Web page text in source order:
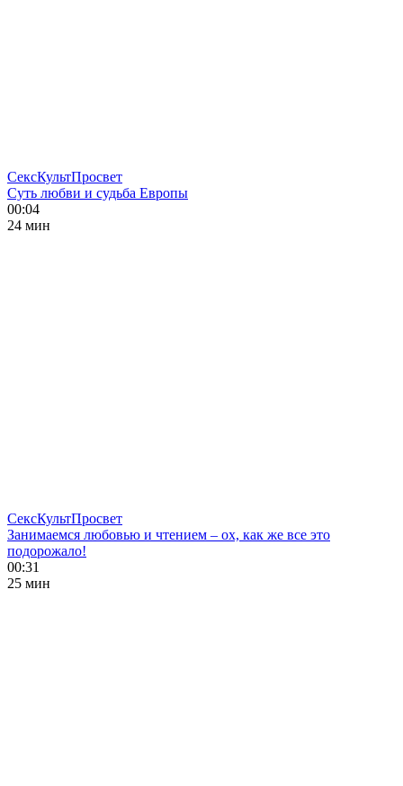
СексКультПросвет
Суть любви и судьба Европы
00:04
24 мин
СексКультПросвет
Занимаемся любовью и чтением – ох, как же все это
подорожало!
00:31
25 мин